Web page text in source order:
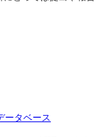
ータベース